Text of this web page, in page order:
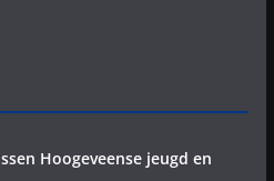
Hoogeveense jeugd en